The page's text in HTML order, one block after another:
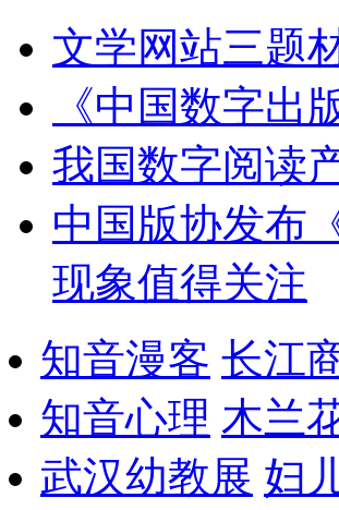
文学网站三题
《中国数字出
我国数字阅读
中国版协发布
现象值得关注
知音漫客 长江
知音心理 木兰
武汉幼教展 妇